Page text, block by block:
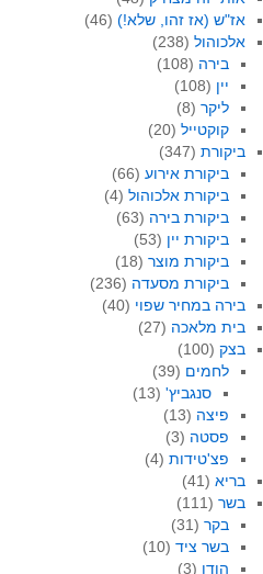
אז"ש (אז זהו, שלא!)(46)
אלכוהול(238)
בירה (108)
יין (108)
ליקר (8)
קוקטייל (20)
ביקורת(347)
ביקורת אירוע (66)
ביקורת אלכוהול (4)
ביקורת בירה (63)
ביקורת יין (53)
ביקורת מוצר (18)
ביקורת מסעדה (236)
בירה במחיר שפוי (40)
בית מלאכה (27)
בצק(100)
לחמים (39)
סנגביץ'(13)
פיצה (13)
פסטה (3)
פצ'טידות (4)
בריא(41)
בשר(111)
בקר (31)
בשר ציד (10)
הודו (3)